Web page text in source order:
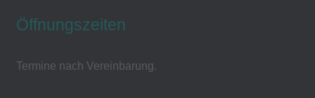
Öffnungszeiten
Termine nach Vereinbarung.